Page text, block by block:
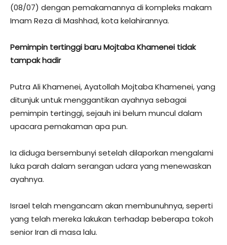
(08/07) dengan pemakamannya di kompleks makam
Imam Reza di Mashhad, kota kelahirannya.
Pemimpin tertinggi baru Mojtaba Khamenei tidak
tampak hadir
Putra Ali Khamenei, Ayatollah Mojtaba Khamenei, yang
ditunjuk untuk menggantikan ayahnya sebagai
pemimpin tertinggi, sejauh ini belum muncul dalam
upacara pemakaman apa pun.
Ia diduga bersembunyi setelah dilaporkan mengalami
luka parah dalam serangan udara yang menewaskan
ayahnya.
Israel telah mengancam akan membunuhnya, seperti
yang telah mereka lakukan terhadap beberapa tokoh
senior Iran di masa lalu.